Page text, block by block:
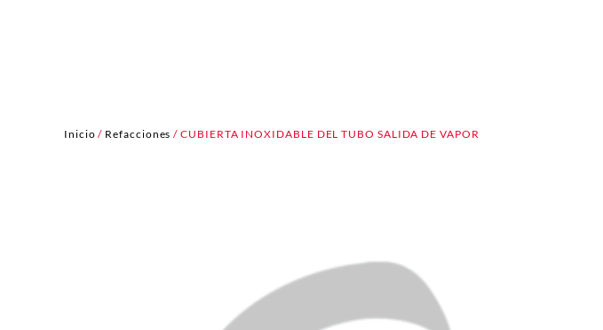
Inicio / Refacciones / CUBIERTA INOXIDABLE DEL TUBO SALIDA DE VAPOR